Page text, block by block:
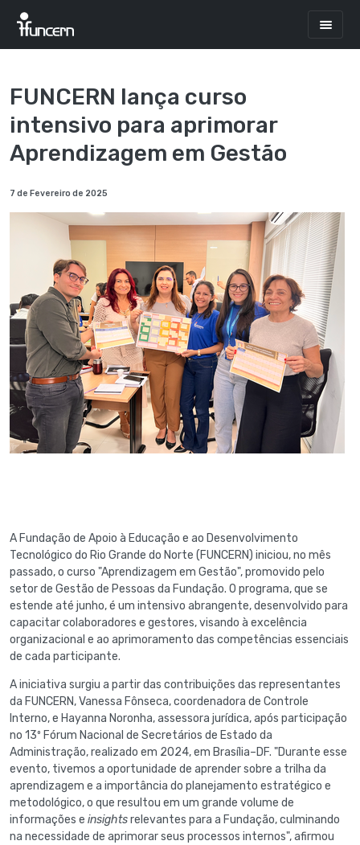
FUNCERN lança curso
intensivo para aprimorar
Aprendizagem em Gestão
7 de Fevereiro de 2025
A Fundação de Apoio à Educação e ao Desenvolvimento
Tecnológico do Rio Grande do Norte (FUNCERN) iniciou, no mês
passado, o curso "Aprendizagem em Gestão", promovido pelo
setor de Gestão de Pessoas da Fundação. O programa, que se
estende até junho, é um intensivo abrangente, desenvolvido para
capacitar colaboradores e gestores, visando à excelência
organizacional e ao aprimoramento das competências essenciais
de cada participante.
A iniciativa surgiu a partir das contribuições das representantes
da FUNCERN, Vanessa Fônseca, coordenadora de Controle
Interno, e Hayanna Noronha, assessora jurídica, após participação
no 13º Fórum Nacional de Secretários de Estado da
Administração, realizado em 2024, em Brasília–DF. "Durante esse
evento, tivemos a oportunidade de aprender sobre a trilha da
aprendizagem e a importância do planejamento estratégico e
metodológico, o que resultou em um grande volume de
informações e insightsrelevantes para a Fundação, culminando
na necessidade de aprimorar seus processos internos", afirmou